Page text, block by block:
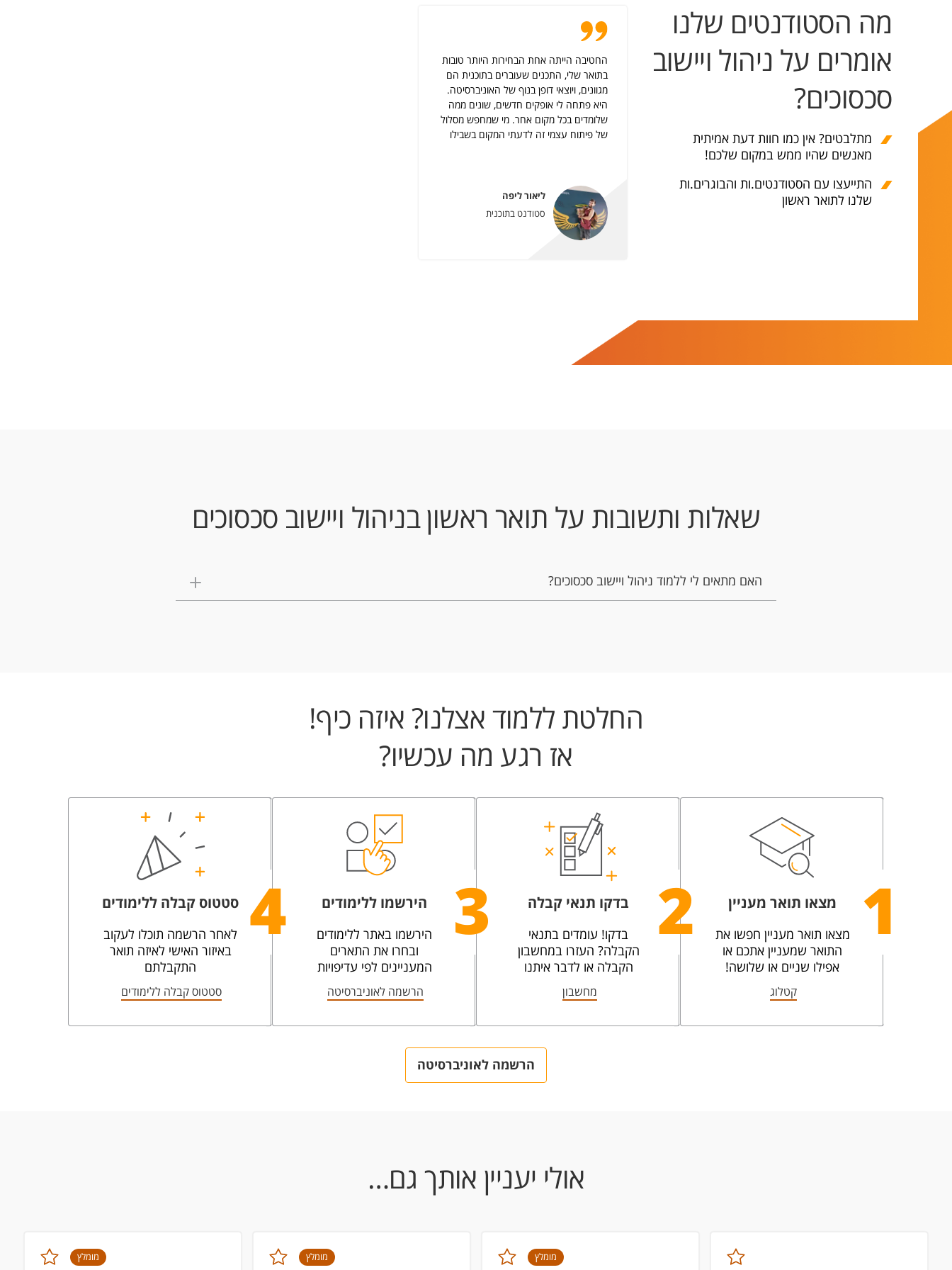
מה הסטודנטים שלנו
אומרים על ניהול ויישוב
סכסוכים?
מתלבטים? אין כמו חוות דעת אמיתית
מאנשים שהיו ממש במקום שלכם!
התייעצו עם הסטודנטים.ות והבוגרים.ות
שלנו לתואר ראשון
החטיבה הייתה אחת הבחירות היותר טובות
בתואר שלי, התכנים שעוברים בתוכנית הם
מגוונים, ויוצאי דופן בנוף של האוניברסיטה.
היא פתחה לי אופקים חדשים, שונים ממה
שלומדים בכל מקום אחר. מי שמחפש מסלול
של פיתוח עצמי זה לדעתי המקום בשבילו
ליאור ליפה
סטודנט בתוכנית
שאלות ותשובות על תואר ראשון בניהול ויישוב סכסוכים
האם מתאים לי ללמוד ניהול ויישוב סכסוכים?
החלטת ללמוד אצלנו? איזה כיף!
אז רגע מה עכשיו?
1 מצאו תואר מעניין
מצאו תואר מעניין חפשו את
התואר שמעניין אתכם או
אפילו שניים או שלושה!
קטלוג
2 בדקו תנאי קבלה
בדקו! עומדים בתנאי
הקבלה? העזרו במחשבון
הקבלה או לדבר איתנו
מחשבון
3 הירשמו ללימודים
הירשמו באתר ללימודים
ובחרו את התארים
המעניינים לפי עדיפויות
הרשמה לאוניברסיטה
4 סטטוס קבלה ללימודים
לאחר הרשמה תוכלו לעקוב
באיזור האישי לאיזה תואר
התקבלתם
סטטוס קבלה ללימודים
הרשמה לאוניברסיטה
אולי יעניין אותך גם…
מומלץ מומלץ מומלץ